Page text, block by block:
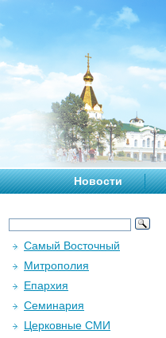
Новости
Самый Восточный
Митрополия
Епархия
Семинария
Церковные СМИ